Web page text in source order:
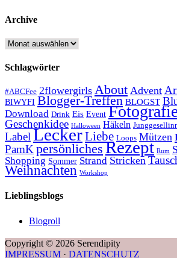
Archive
Archive
Schlagwörter
#ABCFee 2flowergirls About Advent
BIWYFI Blogger-Treffen BLOGST
Download Drink Eis Event
Geschenkidee Halloween Häkeln
LabelLeckerLiebe Loops Mützen
PamKpersönliches Rezept Rum
Shopping Sommer Strand Stricken
Weihnachten Workshop
Lieblingsblogs
Blogroll
Copyright © 2026 Serendipity
IMPRESSUM · DATENSCHUTZ